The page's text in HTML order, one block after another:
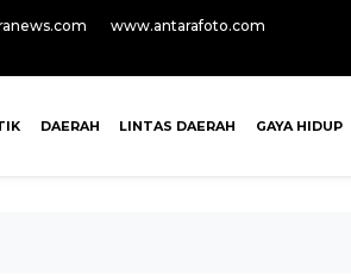
www.antarafoto.com
DAERAH LINTAS DAERAH GAYA HIDUP